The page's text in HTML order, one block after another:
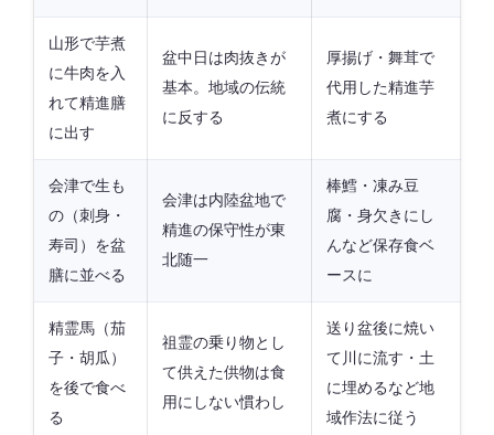
山形で芋煮
に牛肉を入
れて精進膳
に出す
盆中日は肉抜きが
基本。地域の伝統
に反する
厚揚げ・舞茸で
代用した精進芋
煮にする
会津で生も
の（刺身・
寿司）を盆
膳に並べる
会津は内陸盆地で
精進の保守性が東
北随一
棒鱈・凍み豆
腐・身欠きにし
んなど保存食ベ
ースに
精霊馬（茄
子・胡瓜）
を後で食べ
る
祖霊の乗り物とし
て供えた供物は食
用にしない慣わし
送り盆後に焼い
て川に流す・土
に埋めるなど地
域作法に従う